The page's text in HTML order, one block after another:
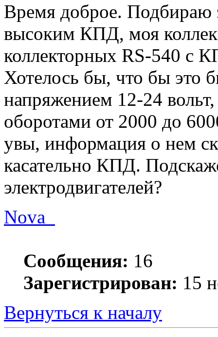
Время доброе. Подбираю
высоким КПД, моя
коллекторных RS-540 с
Хотелось бы, что бы это
напряжением 12-24
оборотами от 2000 до
увы, информация о нем
касательно КПД.
электродвигателей?
Nova_
Сообщения: 16
Зарегистрирован: 15
Вернуться к началу